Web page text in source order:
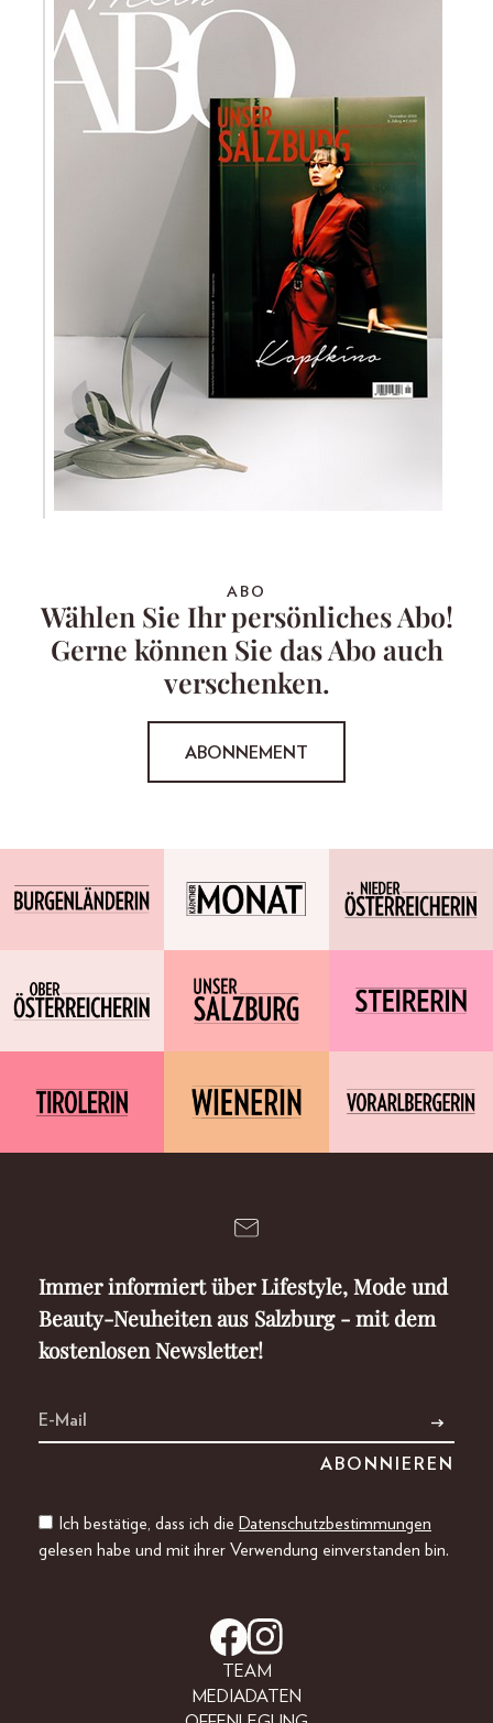
ABO
Wählen Sie Ihr persönliches Abo!
Gerne können Sie das Abo auch
verschenken.
ABONNEMENT
Immer informiert über Lifestyle, Mode und
Beauty-Neuheiten aus Salzburg - mit dem
kostenlosen Newsletter!
Ich bestätige, dass ich die Datenschutzbestimmungen
gelesen habe und mit ihrer Verwendung einverstanden bin.
TEAM
MEDIADATEN